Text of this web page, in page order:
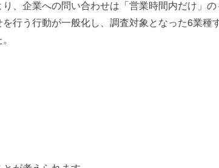
、企業への問い合わせは「営業時間内だけ」の
行う行動が一般化し、調査対象となった6業種